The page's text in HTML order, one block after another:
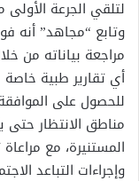
لتلقي الجرعة الأولى
وتابع “مجاهد” أنه
مراجعة بياناته من
أي تقارير طبية خاصة
للحصول على
مناطق الانتظار حتى
المستنيرة، مع مراعاة
وإجراءات التباعد